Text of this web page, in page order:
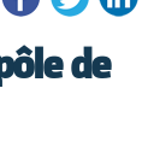
de